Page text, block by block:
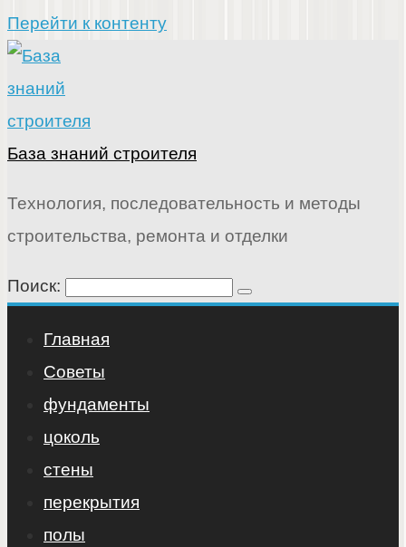
Перейти к контенту
База знаний строителя
Технология, последовательность и методы
строительства, ремонта и отделки
Поиск:
Главная
Советы
фундаменты
цоколь
стены
перекрытия
полы